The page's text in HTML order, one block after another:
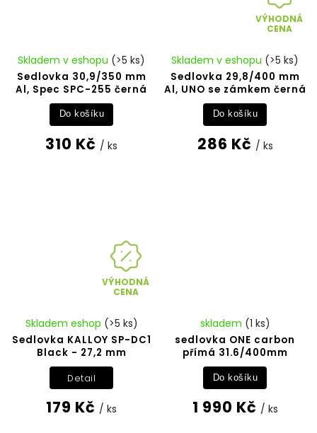
Sedlovka 30,9/350 mm
Al, Spec SPC-255 černá
Skladem v eshopu (>5 ks)
310 Kč / ks
Do košíku
VÝHODNÁ
CENA
Sedlovka 29,8/400 mm
Al, UNO se zámkem černá
Skladem v eshopu (>5 ks)
286 Kč / ks
Do košíku
VÝHODNÁ
CENA
Sedlovka KALLOY SP-DC1
Black - 27,2 mm
Skladem eshop (>5 ks)
179 Kč / ks
Detail
sedlovka ONE carbon
přímá 31.6/400mm
skladem (1 ks)
1 990 Kč / ks
Do košíku